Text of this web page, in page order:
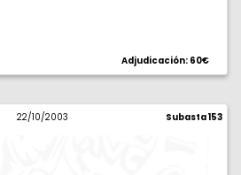
Adjudicación: 60€
22/10/2003 Subasta 153